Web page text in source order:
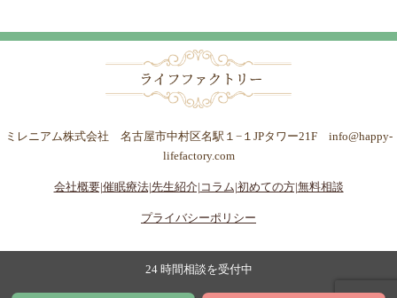
ミレニアム株式会社 名古屋市中村区名駅１−１JPタワー21F info@happy-
lifefactory.com
会社概要|催眠療法|先生紹介| コラム|初めての方|無料相談
プライバシーポリシー
24 時間相談を受付中